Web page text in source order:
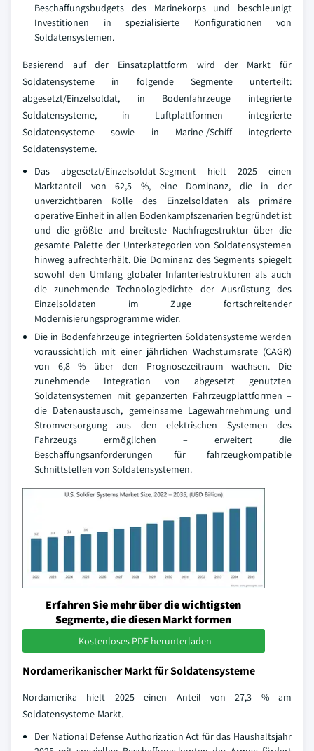
Beschaffungsbudgets des Marinekorps und beschleunigt
Investitionen in spezialisierte Konfigurationen von
Soldatensystemen.
Basierend auf der Einsatzplattform wird der Markt für
Soldatensysteme in folgende Segmente unterteilt:
abgesetzt/Einzelsoldat, in Bodenfahrzeuge integrierte
Soldatensysteme, in Luftplattformen integrierte
Soldatensysteme sowie in Marine-/Schiff integrierte
Soldatensysteme.
Das abgesetzt/Einzelsoldat-Segment hielt 2025 einen
Marktanteil von 62,5 %, eine Dominanz, die in der
unverzichtbaren Rolle des Einzelsoldaten als primäre
operative Einheit in allen Bodenkampfszenarien begründet ist
und die größte und breiteste Nachfragestruktur über die
gesamte Palette der Unterkategorien von Soldatensystemen
hinweg aufrechterhält. Die Dominanz des Segments spiegelt
sowohl den Umfang globaler Infanteriestrukturen als auch
die zunehmende Technologiedichte der Ausrüstung des
Einzelsoldaten im Zuge fortschreitender
Modernisierungsprogramme wider.
Die in Bodenfahrzeuge integrierten Soldatensysteme werden
voraussichtlich mit einer jährlichen Wachstumsrate (CAGR)
von 6,8 % über den Prognosezeitraum wachsen. Die
zunehmende Integration von abgesetzt genutzten
Soldatensystemen mit gepanzerten Fahrzeugplattformen –
die Datenaustausch, gemeinsame Lagewahrnehmung und
Stromversorgung aus den elektrischen Systemen des
Fahrzeugs ermöglichen – erweitert die
Beschaffungsanforderungen für fahrzeugkompatible
Schnittstellen von Soldatensystemen.
Erfahren Sie mehr über die wichtigsten
Segmente, die diesen Markt formen
Kostenloses PDF herunterladen
Nordamerikanischer Markt für Soldatensysteme
Nordamerika hielt 2025 einen Anteil von 27,3 % am
Soldatensysteme-Markt.
Der National Defense Authorization Act für das Haushaltsjahr